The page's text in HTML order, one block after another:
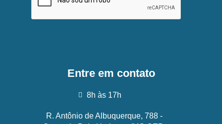
Entre em contato
8h às 17h
R. Antônio de Albuquerque, 788 -